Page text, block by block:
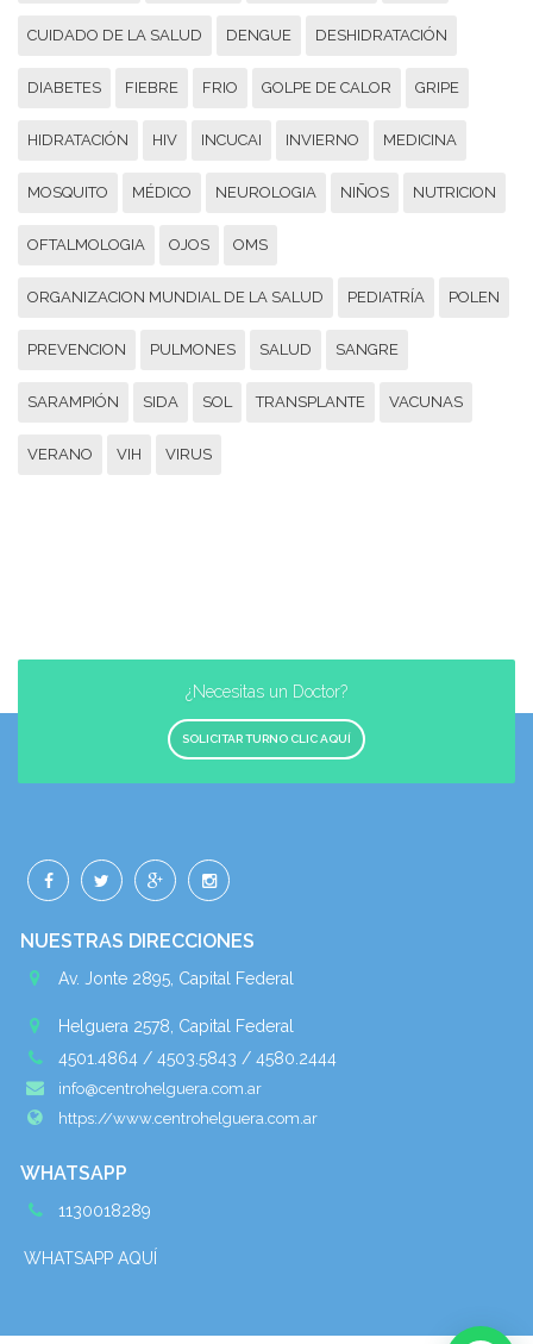
CUIDADO DE LA SALUD DENGUE DESHIDRATACIÓN
DIABETES FIEBRE FRIO GOLPE DE CALOR GRIPE
HIDRATACIÓN HIV INCUCAI INVIERNO MEDICINA
MOSQUITO MÉDICO NEUROLOGIA NIÑOS NUTRICION
OFTALMOLOGIA OJOS OMS
ORGANIZACION MUNDIAL DE LA SALUD PEDIATRÍA POLEN
PREVENCION PULMONES SALUD SANGRE
SARAMPIÓN SIDA SOL TRANSPLANTE VACUNAS
VERANO VIH VIRUS
¿Necesitas un Doctor?
SOLICITAR TURNO CLIC AQUÍ
NUESTRAS DIRECCIONES
Av. Jonte 2895, Capital Federal
Helguera 2578, Capital Federal
4501.4864 / 4503.5843 / 4580.2444
info@centrohelguera.com.ar
https://www.centrohelguera.com.ar
WHATSAPP
1130018289
WHATSAPP AQUÍ